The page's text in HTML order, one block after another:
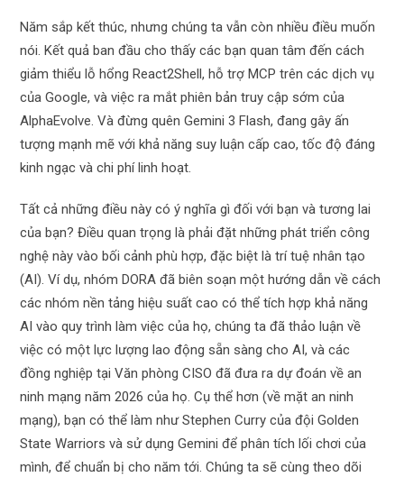
Năm sắp kết thúc, nhưng chúng ta vẫn còn nhiều điều muốn
nói. Kết quả ban đầu cho thấy các bạn quan tâm đến cách
giảm thiểu lỗ hổng React2Shell, hỗ trợ MCP trên các dịch vụ
của Google, và việc ra mắt phiên bản truy cập sớm của
AlphaEvolve. Và đừng quên Gemini 3 Flash, đang gây ấn
tượng mạnh mẽ với khả năng suy luận cấp cao, tốc độ đáng
kinh ngạc và chi phí linh hoạt.
Tất cả những điều này có ý nghĩa gì đối với bạn và tương lai
của bạn? Điều quan trọng là phải đặt những phát triển công
nghệ này vào bối cảnh phù hợp, đặc biệt là trí tuệ nhân tạo
(AI). Ví dụ, nhóm DORA đã biên soạn một hướng dẫn về cách
các nhóm nền tảng hiệu suất cao có thể tích hợp khả năng
AI vào quy trình làm việc của họ, chúng ta đã thảo luận về
việc có một lực lượng lao động sẵn sàng cho AI, và các
đồng nghiệp tại Văn phòng CISO đã đưa ra dự đoán về an
ninh mạng năm 2026 của họ. Cụ thể hơn (về mặt an ninh
mạng), bạn có thể làm như Stephen Curry của đội Golden
State Warriors và sử dụng Gemini để phân tích lối chơi của
mình, để chuẩn bị cho năm tới. Chúng ta sẽ cùng theo dõi